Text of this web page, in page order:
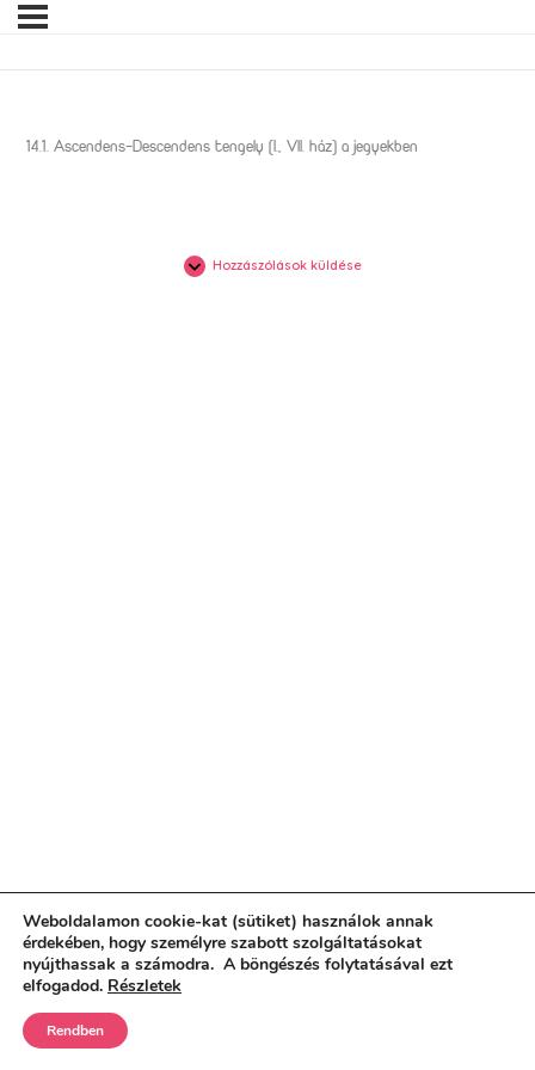
14.1. Ascendens-Descendens tengely (I., VII. ház) a jegyekben
Hozzászólások küldése
Weboldalamon cookie-kat (sütiket) használok annak
érdekében, hogy személyre szabott szolgáltatásokat
nyújthassak a számodra. A böngészés folytatásával ezt
elfogadod. Részletek
Rendben